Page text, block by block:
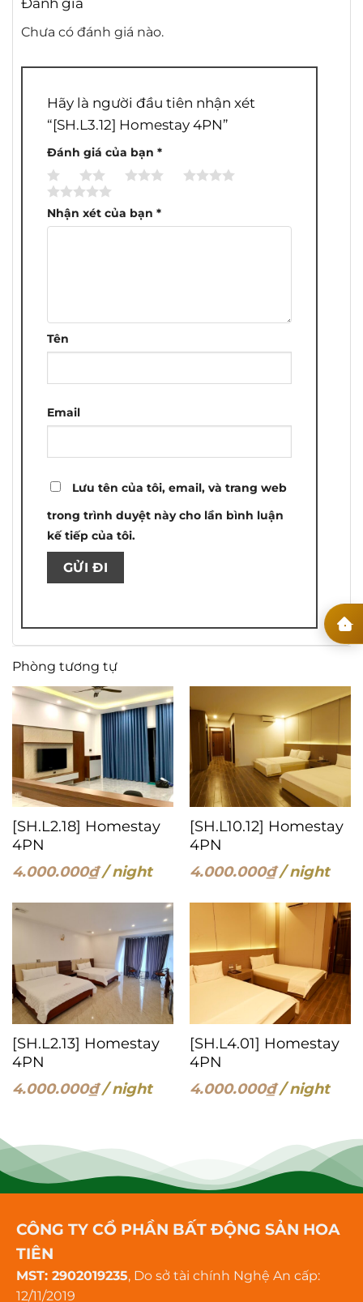
Đánh giá
Chưa có đánh giá nào.
Hãy là người đầu tiên nhận xét
“[SH.L3.12] Homestay 4PN”
Đánh giá của bạn *
trên
5
trên
5trên
Nhận xét của bạn *
Tên
Email
Lưu tên của tôi, email, và trang web
trong trình duyệt này cho lần bình luận
kế tiếp của tôi.
Phòng tương tự
[SH.L2.18] Homestay
4PN
4.000.000₫/ night
[SH.L10.12] Homestay
4PN
4.000.000₫/ night
[SH.L2.13] Homestay
4PN
4.000.000₫/ night
[SH.L4.01] Homestay
4PN
4.000.000₫/ night
CÔNG TY CỔ PHẦN BẤT ĐỘNG SẢN HOA
TIÊN
MST: 2902019235, Do sở tài chính Nghệ An cấp:
12/11/2019